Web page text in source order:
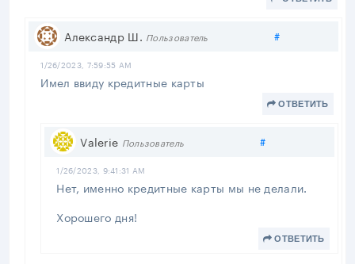
Александр Ш. Пользователь #Поделиться
1/26/2023, 7:59:55 AM
Имел ввиду кредитные карты
ОТВЕТИТЬ
Valerie Пользователь #Поделиться
1/26/2023, 9:41:31 AM
Нет, именно кредитные карты мы не делали.
Хорошего дня!
ОТВЕТИТЬ